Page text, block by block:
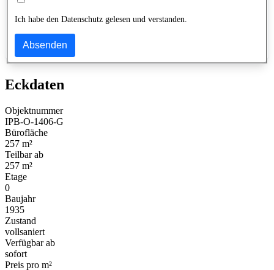
Ich habe den Datenschutz gelesen und verstanden.
Absenden
Eckdaten
Objektnummer
IPB-O-1406-G
Bürofläche
257 m²
Teilbar ab
257 m²
Etage
0
Baujahr
1935
Zustand
vollsaniert
Verfügbar ab
sofort
Preis pro m²